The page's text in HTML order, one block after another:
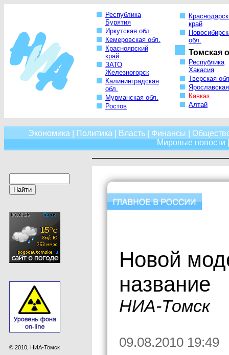
Республика
Бурятия
Иркутская обл.
Кемеровская обл.
Красноярский
край
ЗАТО
Железногорск
Калининградская
обл.
Мурманская обл.
Ростов
край
обл.
Томская
Республика
Хакасия
Тверская
Кавказ
Алтай
Экономика Политика Власть Финансы
Мировые новости
© 2010, НИА-Томск
Новой
название
НИА-Томск
09.08.2010 19:49